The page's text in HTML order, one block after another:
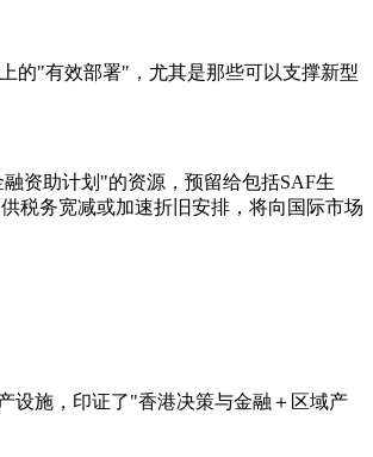
的"有效部署"，尤其是那些可以支撑新型
资助计划"的资源，预留给包括SAF生
税务宽减或加速折旧安排，将向国际市场
设施，印证了"香港决策与金融＋区域产